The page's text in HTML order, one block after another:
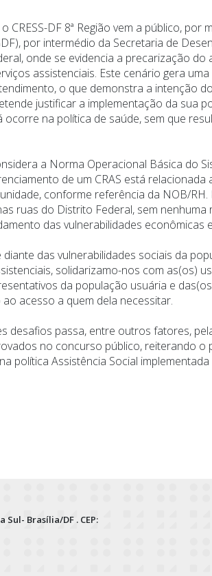
DF 8ª Região vem a público, por
por intermédio da Secretaria de
onde se evidencia a precarização
assistenciais. Este cenário gera
o que demonstra a intenção
justificar a implementação da sua
na política de saúde, sem que
a Norma Operacional Básica do
de um CRAS está
conforme referência da NOB/
ruas do Distrito Federal, sem
das vulnerabilidades econômicas
das vulnerabilidades sociais da
solidarizamo-nos com as(os)
da população usuária e
acesso a quem dela necessitar.
desafios passa, entre outros fatores,
no concurso público, reiterando o
política Assistência Social implementada
Sul- Brasília/DF . CEP: